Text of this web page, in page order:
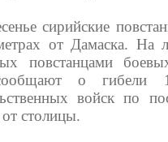
сирийские
от Дамаска. На
повстанцами
о гибели
войск по
от столицы.